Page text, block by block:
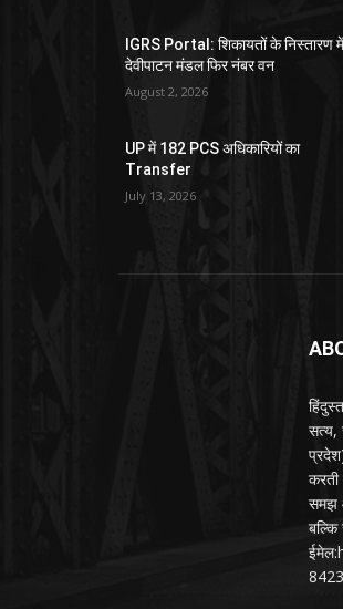
IGRS Portal: शिकायतों के निस्तारण
देवीपाटन मंडल फिर नंबर वन
August 2, 2026
UP में 182 PCS अधिकारियों का
Transfer
July 13, 2026
सत्य,
करती
समझ
बल्कि